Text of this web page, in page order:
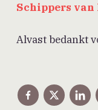
Schippers van
Alvast bedankt